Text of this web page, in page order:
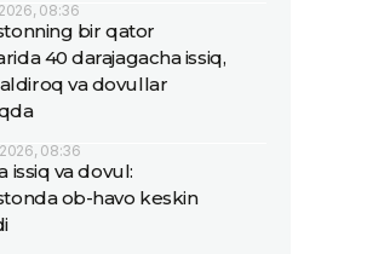
08:36
bir qator
40 darajagacha issiq,
va dovullar
08:36
issiq va dovul:
ob-havo keskin